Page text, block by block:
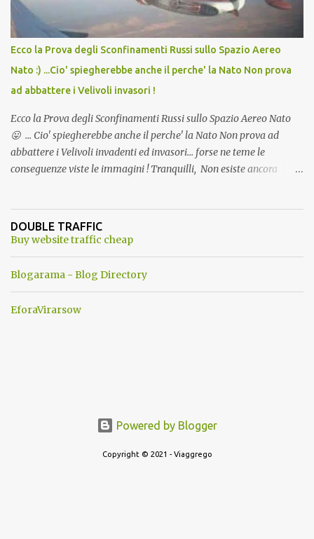
Ecco la Prova degli Sconfinamenti Russi sullo Spazio Aereo
Nato :) ...Cio' spiegherebbe anche il perche' la Nato Non prova
ad abbattere i Velivoli invasori !
Ecco la Prova degli Sconfinamenti Russi sullo Spazio Aereo Nato
😛 ... Cio' spiegherebbe anche il perche' la Nato Non prova ad
abbattere i Velivoli invadenti ed invasori... forse ne teme le
conseguenze viste le immagini ! Tranquilli, Non esiste ancora
ancora una fantasia Nato o forse una "False Flag", per provocare
una guerra mondiale che difficilmente da menti sane, potrebbe
DOUBLE TRAFFIC
Buy website traffic cheap
Blogarama - Blog Directory
EforaVirarsow
Powered by Blogger
Copyright © 2021 - Viaggrego